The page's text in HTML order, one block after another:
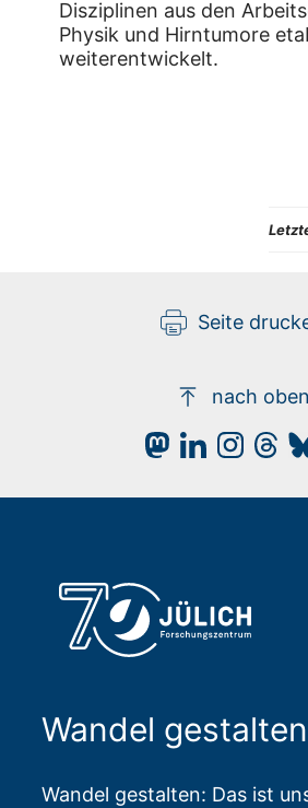
Disziplinen aus den
Physik und Hirntumore
weiterentwickelt.
Seite
nach oben
Wandel gestalten
Wandel gestalten: Das ist